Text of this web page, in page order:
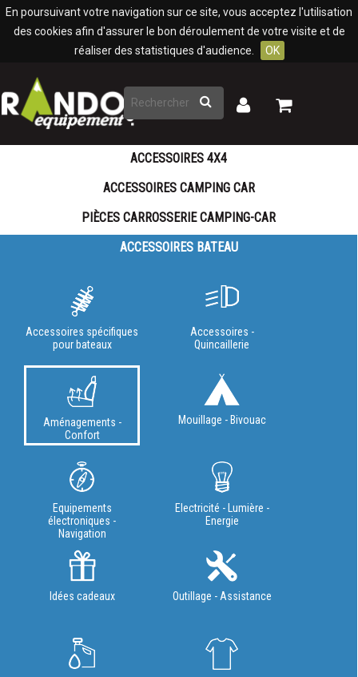
En poursuivant votre navigation sur ce site, vous acceptez l'utilisation
des cookies afin d'assurer le bon déroulement de votre visite et de
réaliser des statistiques d'audience.
OK
Rechercher
Mon
Mon
ACCESSOIRES 4X4
ACCESSOIRES CAMPING CAR
PIÈCES CARROSSERIE CAMPING-CAR
ACCESSOIRES BATEAU
Accessoires spécifiques
pour bateaux
Accessoires -
Quincaillerie
Aménagements -
Confort
Mouillage - Bivouac
Equipements
électroniques -
Navigation
Electricité - Lumière -
Energie
Idées cadeaux Outillage - Assistance
Panneau de gestion des cookies